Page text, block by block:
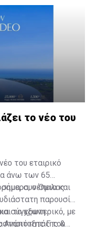
το νέο του
του εταιρικό
άνω των 65
συνέπεια και
ο Όμιλος
παρουσία
το εξωτερικό, με
Ανάπτυξης Γης &
σύγχρονη
του